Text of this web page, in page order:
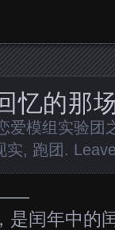
忆的那
爱模组实验团
实, 跑团 .
——
是闰年中